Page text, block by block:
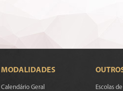
MODALIDADES
Calendário Geral Escolas